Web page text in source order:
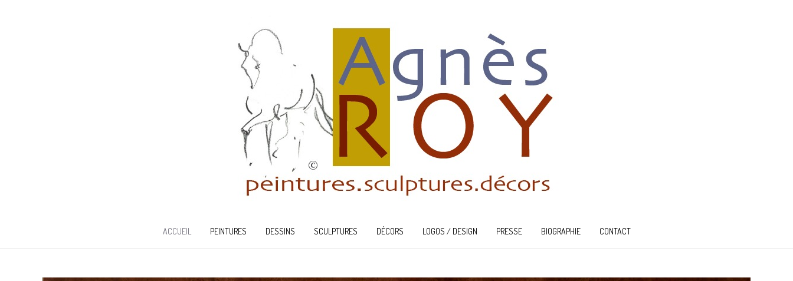
ACCUEIL PEINTURES DESSINS SCULPTURES DÉCORS LOGOS / DESIGN PRESSE BIOGRAPHIE CONTACT